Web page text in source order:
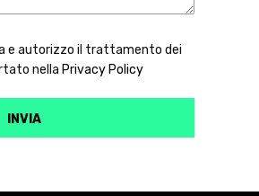
e autorizzo il trattamento dei
nella Privacy Policy